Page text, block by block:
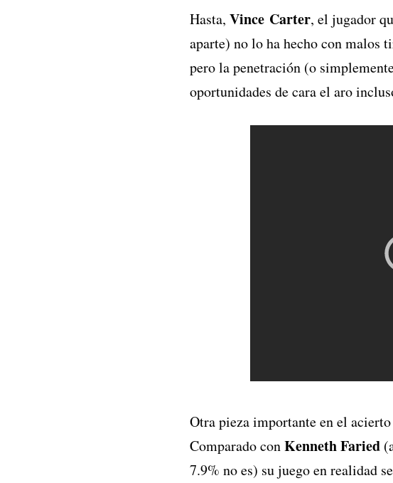
Hasta, Vince Carter, el jugador
aparte) no lo ha hecho con malos
pero la penetración (o
oportunidades de cara el aro
Otra pieza importante en el
Comparado conKenneth Faried
7.9% no es) su juego en realidad